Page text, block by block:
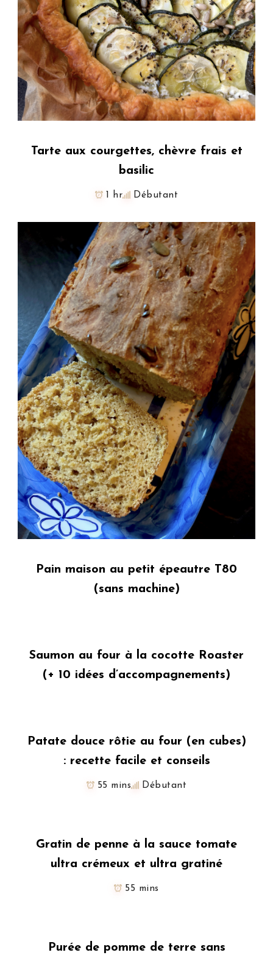
Tarte aux courgettes, chèvre frais et
basilic
1 hr Débutant
Pain maison au petit épeautre T80
(sans machine)
Saumon au four à la cocotte Roaster
(+ 10 idées d’accompagnements)
Patate douce rôtie au four (en cubes)
: recette facile et conseils
55 mins Débutant
Gratin de penne à la sauce tomate
ultra crémeux et ultra gratiné
55 mins
Purée de pomme de terre sans